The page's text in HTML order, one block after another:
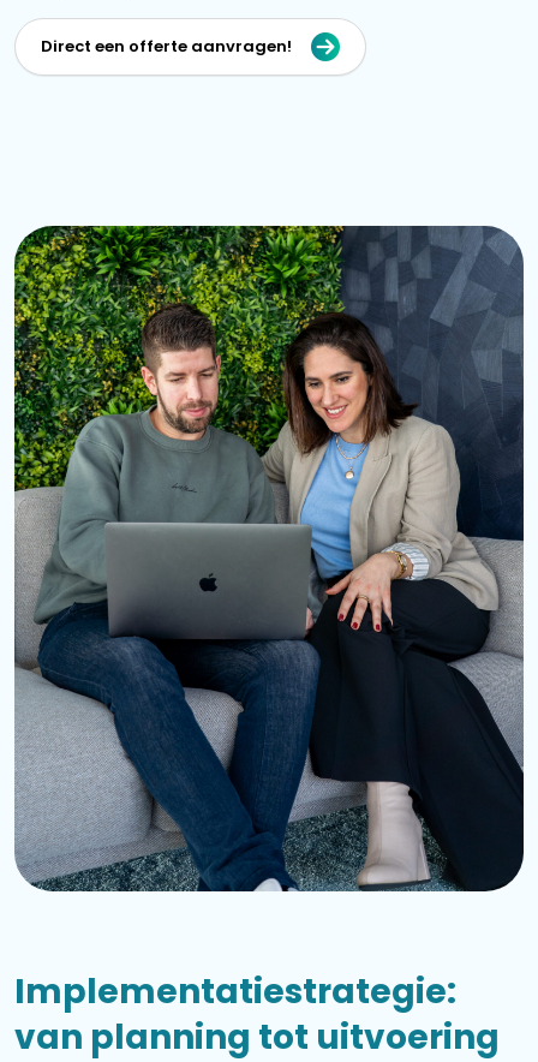
Direct een offerte aanvragen!
Implementatiestrategie:
van planning tot uitvoering